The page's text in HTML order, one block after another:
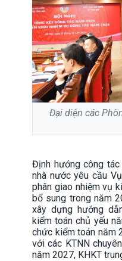
Đại diện các
Định hướng công
nhà nước yêu cầu
phân giao nhiệm vụ
bổ sung trong năm
xây dựng hướng
kiểm toán chủ yếu
chức kiểm toán năm
với các KTNN
năm 2027, KHKT